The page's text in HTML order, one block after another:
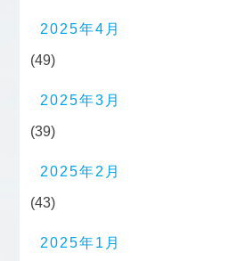
2025年4月
(49)
2025年3月
(39)
2025年2月
(43)
2025年1月